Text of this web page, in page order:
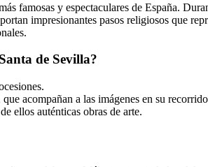
famosas y espectaculares de España.
impresionantes pasos religiosos que
de Sevilla?
acompañan a las imágenes en su
ellos auténticas obras de arte.